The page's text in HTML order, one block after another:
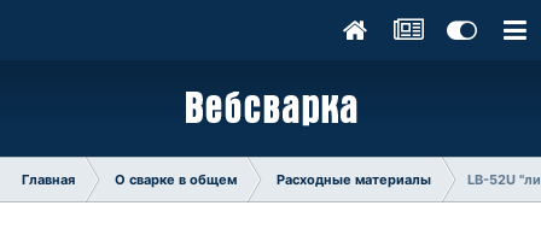
Главная О сварке в общем Расходные материалы LB-52U